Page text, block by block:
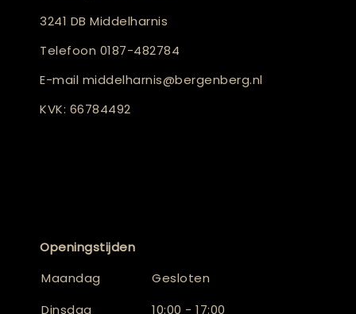
3241 DB Middelharnis
Telefoon 0187-482784
E-mail middelharnis@bergenberg.nl
KVK: 66784492
Openingstijden
Maandag
Gesloten
Dinsdag
10:00 - 17:00